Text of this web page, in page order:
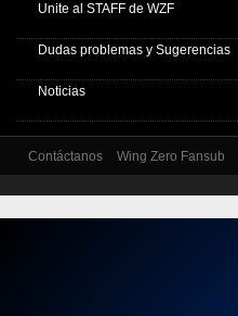
Unite al STAFF de WZF
Dudas problemas y Sugerencias
Noticias
Contáctanos Wing Zero Fansub